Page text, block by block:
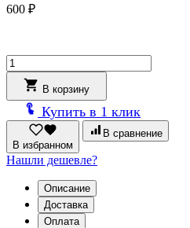
600 ₽
Количество
товара
Камень
Габбро-
диабаз
(коробка
20кг)
В корзину
Купить в 1 клик
В избранном
В сравнение
Нашли дешевле?
Описание
Доставка
Оплата